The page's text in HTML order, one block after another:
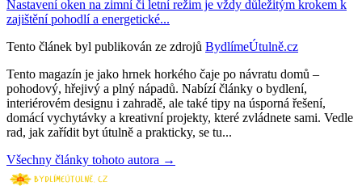
Nastavení oken na zimní či letní režim je vždy důležitým krokem k
zajištění pohodlí a energetické...
Tento článek byl publikován ze zdrojů BydlímeÚtulně.cz
Tento magazín je jako hrnek horkého čaje po návratu domů –
pohodový, hřejivý a plný nápadů. Nabízí články o bydlení,
interiérovém designu i zahradě, ale také tipy na úsporná řešení,
domácí vychytávky a kreativní projekty, které zvládnete sami. Vedle
rad, jak zařídit byt útulně a prakticky, se tu...
Všechny články tohoto autora →